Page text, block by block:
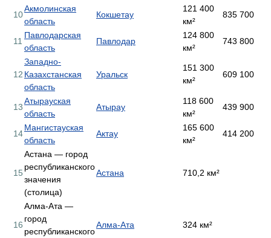
10
Акмолинская
область
Кокшетау
121 400
км²
835 700
11
Павлодарская
область
Павлодар
124 800
км²
743 800
12
Западно-
Казахстанская
область
Уральск
151 300
км²
609 100
13
Атырауская
область
Атырау
118 600
км²
439 900
14
Мангистауская
область
Актау
165 600
км²
414 200
15
Астана — город
республиканского
значения
(столица)
Астана 710,2 км²
16
Алма-Ата —
город
республиканского
Алма-Ата 324 км²